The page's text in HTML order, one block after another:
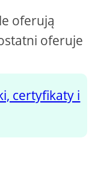
oferują
oferuje
certyfikaty i